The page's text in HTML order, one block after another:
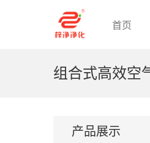
首页
组合式高效空
产品展示